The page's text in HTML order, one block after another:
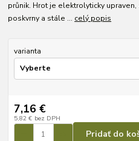
průnik. Hrot je elektrolyticky
poskvrny a stále ... celý popis
varianta
7,16 €
5,82 € bez DPH
Pridať do